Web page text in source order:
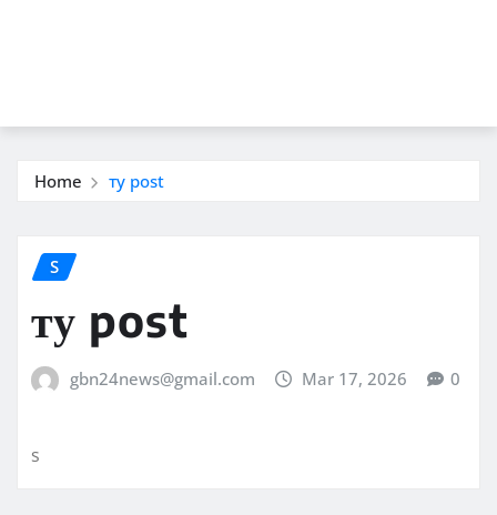
Home ту post
S
ту post
gbn24news@gmail.com Mar 17, 2026 0
s